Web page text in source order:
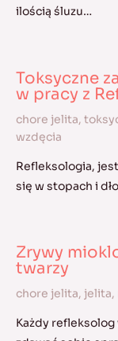
ilością śluzu…
Toksyczne
w pracy z
chore jelita,
wzdęcia
Refleksologia,
się w stopach i
Zrywy
twarzy
chore jelita, jelita,
Każdy